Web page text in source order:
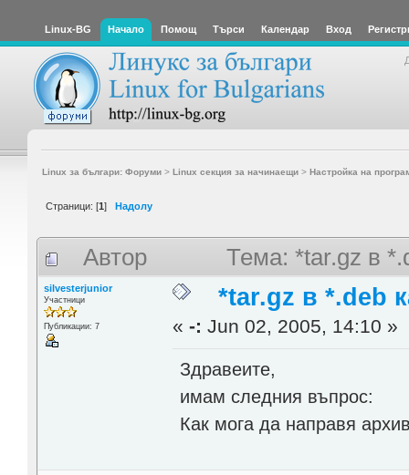
Linux-BG Начало Помощ Търси Календар Вход
Linux за българи: Форуми> Linux секция за начинаещи> Настройка на
Страници: [1] Надолу
Автор Тема: *tar.gz в
silvesterjunior
Участници
Публикации: 7
*tar.gz в *.deb
«-: Jun 02, 2005, 14:10 »
Здравеите,
имам следния въпрос:
Как мога да направя